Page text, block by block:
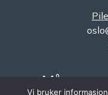
Våre
Vi bruker